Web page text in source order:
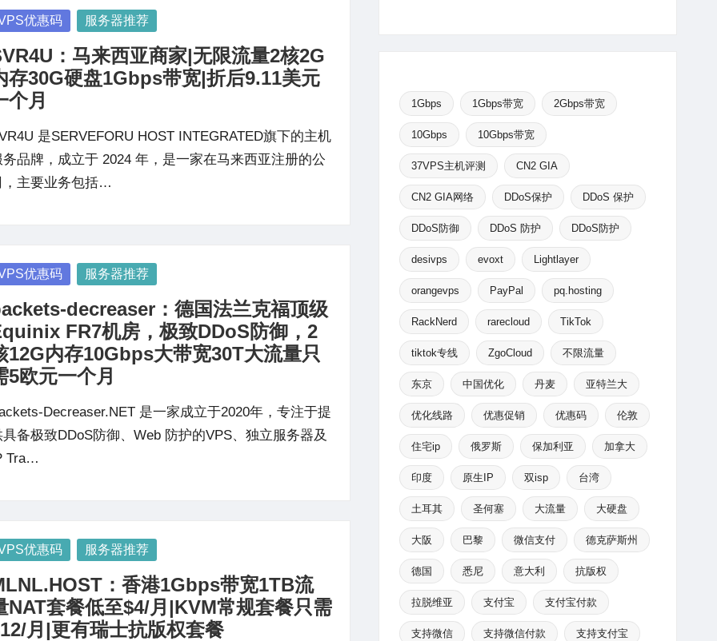
优惠码 服务器推荐
：马来西亚商家|无限流量2核2G
存30G硬盘1Gbps带宽|折后9.11美元
个月
是SERVEFORU HOST INTEGRATED旗下的主机
务品牌，成立于 2024 年，是一家在马来西亚注册的公
，主要业务包括…
优惠码 服务器推荐
decreaser：德国法兰克福顶级
FR7机房，极致DDoS防御，2
12G内存10Gbps大带宽30T大流量只
5欧元一个月
Decreaser.NET 是一家成立于2020年，专注于提
具备极致DDoS防御、Web 防护的VPS、独立服务器及
Tra…
优惠码 服务器推荐
：香港1Gbps带宽1TB流
NAT套餐低至$4/月|KVM常规套餐只需
月|更有瑞士抗版权套餐
1Gbps 1Gbps带宽 2Gbps带宽
10Gbps 10Gbps带宽
37VPS主机评测 CN2 GIA
CN2 GIA网络 DDoS保护 DDoS 保护
DDoS防御 DDoS 防护 DDoS防护
desivps evoxt Lightlayer
orangevps PayPal pq.hosting
RackNerd rarecloud TikTok
tiktok专线 ZgoCloud 不限流量
东京 中国优化 丹麦 亚特兰大
优化线路 优惠促销 优惠码 伦敦
住宅ip 俄罗斯 保加利亚 加拿大
印度 原生IP 双isp 台湾
土耳其 圣何塞 大流量 大硬盘
大阪 巴黎 微信支付 德克萨斯州
德国 悉尼 意大利 抗版权
拉脱维亚 支付宝 支付宝付款
支持微信 支持微信付款 支持支付宝